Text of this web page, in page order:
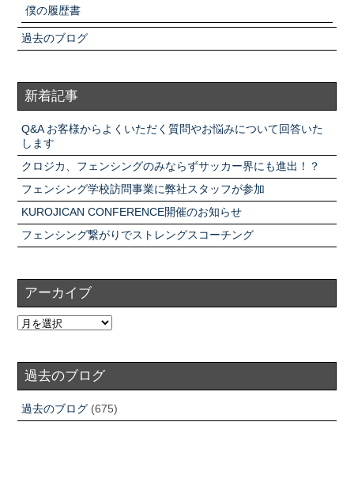
僕の履歴書
過去のブログ
新着記事
Q&A お客様からよくいただく質問やお悩みについて回答いた
します
クロジカ、フェンシングのみならずサッカー界にも進出！？
フェンシング学校訪問事業に弊社スタッフが参加
KUROJICAN CONFERENCE開催のお知らせ
フェンシング繋がりでストレングスコーチング
アーカイブ
過去のブログ
過去のブログ(675)